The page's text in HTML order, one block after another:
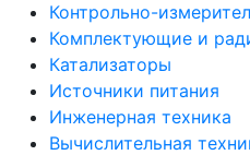
Контрольно-
Комплектующие и
Катализаторы
Источники питания
Инженерная техника
Вычислительная